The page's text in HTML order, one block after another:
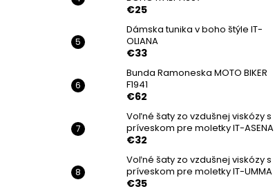
€25
Dámska tunika v boho štýle IT-
OLIANA
€33
Bunda Ramoneska MOTO BIKER
F1941
€62
Voľné šaty zo vzdušnej viskózy s
príveskom pre moletky IT-ASENA
€32
Voľné šaty zo vzdušnej viskózy s
príveskom pre moletky IT-UMMA
€35